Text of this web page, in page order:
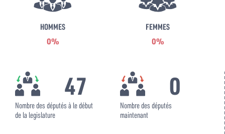
HOMMES
0%
FEMMES
0%
47
Nombre des députés à le début
de la legislature
0
Nombre des députés
maintenant